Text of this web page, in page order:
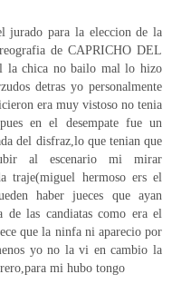
jurado para la eleccion de la
de CAPRICHO DEL
la chica no bailo mal lo hizo
detras yo personalmente
era muy vistoso no tenia
en el desempate fue un
del disfraz,lo que tenian que
al escenario mi mirar
traje(miguel hermoso ers el
haber jueces que ayan
las candiatas como era el
que la ninfa ni aparecio por
yo no la vi en cambio la
mi hubo tongo